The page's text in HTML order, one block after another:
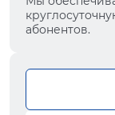
абонентов.